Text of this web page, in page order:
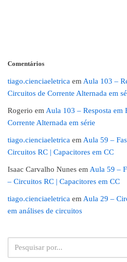
Comentários
tiago.cienciaeletrica em Aula 103 –
Circuitos de Corrente Alternada em
Rogerio em Aula 103 – Resposta em
Corrente Alternada em série
tiago.cienciaeletrica em Aula 59 –
Circuitos RC | Capacitores em CC
Isaac Carvalho Nunes em Aula 59 –
– Circuitos RC | Capacitores em CC
tiago.cienciaeletrica em Aula 29 –
em análises de circuitos